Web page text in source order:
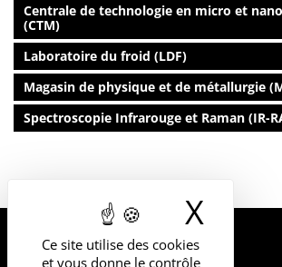
Ce site utilise des cookies
et vous donne le contrôle
X
Centrale de technologie en micro et
(CTM)
Laboratoire du froid (LDF)
Magasin de physique et de métallurgie
Spectroscopie Infrarouge et Raman (IR-
UNIVERSITÉ